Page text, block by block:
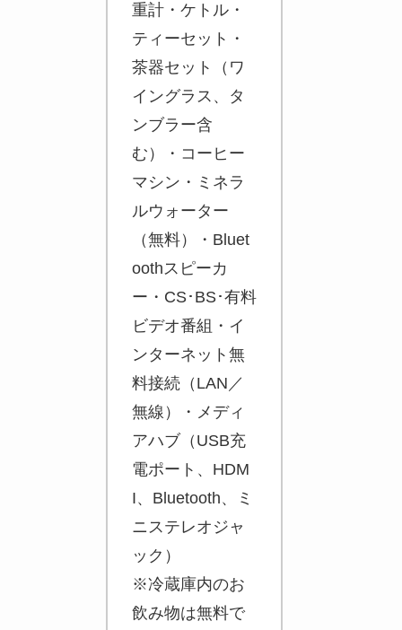
重計・ケトル・
ティーセット・
茶器セット（ワ
イングラス、タ
ンブラー含
む）・コーヒー
マシン・ミネラ
ルウォーター
（無料）・Bluet
oothスピーカ
ー・CS･BS･有料
ビデオ番組・イ
ンターネット無
料接続（LAN／
無線）・メディ
アハブ（USB充
電ポート、HDM
I、Bluetooth、ミ
ニステレオジャ
ック）
※冷蔵庫内のお
飲み物は無料で